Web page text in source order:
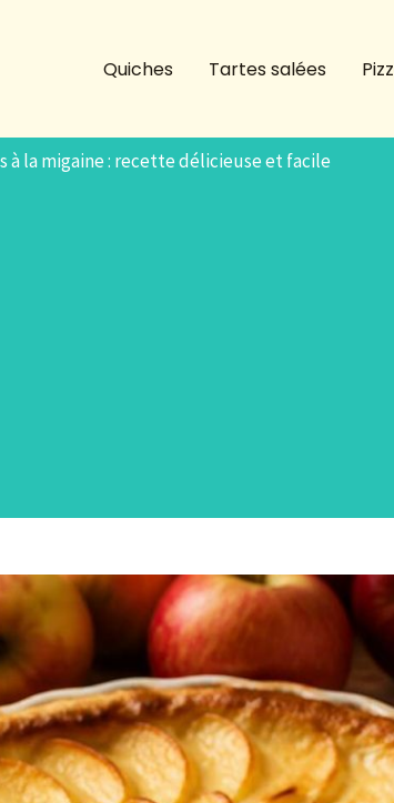
Quiches Tartes salées
à la migaine : recette délicieuse et facile